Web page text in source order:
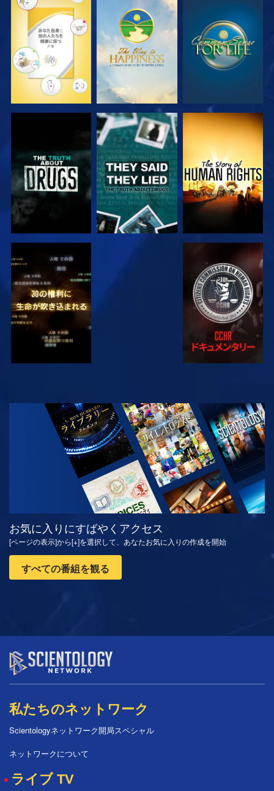
観る 観る 観る
観る 観る
観る
観る シリーズを探求
お気に入りにすばやくアクセス
[ページの表示]から[+]を選択して、あなたお気に入りの作成を開始
すべての番組を観る
私たちのネットワーク
Scientologyネットワーク開局スペシャル
ネットワークについて
ライブ TV